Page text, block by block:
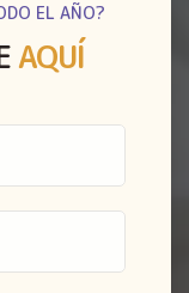
EL AÑO?
AQUÍ